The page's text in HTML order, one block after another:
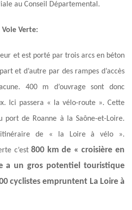
au Conseil Départemental.
Verte:
et est porté par trois arcs en béton
et d’autre par des rampes d’accès
400 m d’ouvrage sont donc
Ici passera « la vélo-route ». Cette
port de Roanne à la Saône-et-Loire.
de « la Loire à vélo ».
c’est800 km de « croisière en
a un gros potentiel touristique
cyclistes empruntent La Loire à